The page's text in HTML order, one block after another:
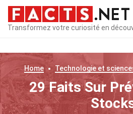
Transformez votre curiosité en
Home Technologie et
29 Faits Sur